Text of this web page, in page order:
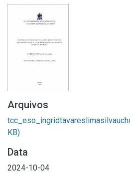
Arquivos
KB)
Data
2024-10-04